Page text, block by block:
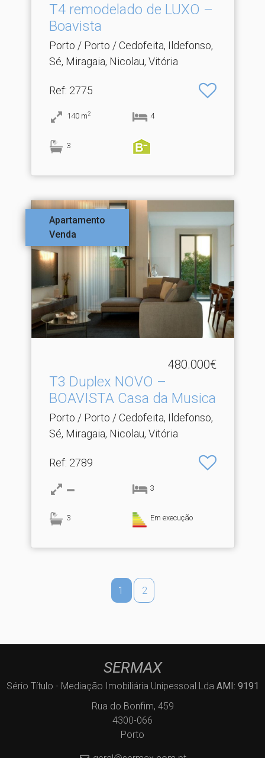
T4 remodelado de LUXO –
Boavista
Porto / Porto / Cedofeita, Ildefonso,
Sé, Miragaia, Nicolau, Vitória
Ref: 2775
140 m2 4
3
Apartamento
Venda
480.000€
T3 Duplex NOVO –
BOAVISTA Casa da Musica
Porto / Porto / Cedofeita, Ildefonso,
Sé, Miragaia, Nicolau, Vitória
Ref: 2789
3
3 Em execução
1 2
SERMAX
Sério Título - Mediação Imobiliária Unipessoal Lda AMI: 9191
Rua do Bonfim, 459
4300-066
Porto